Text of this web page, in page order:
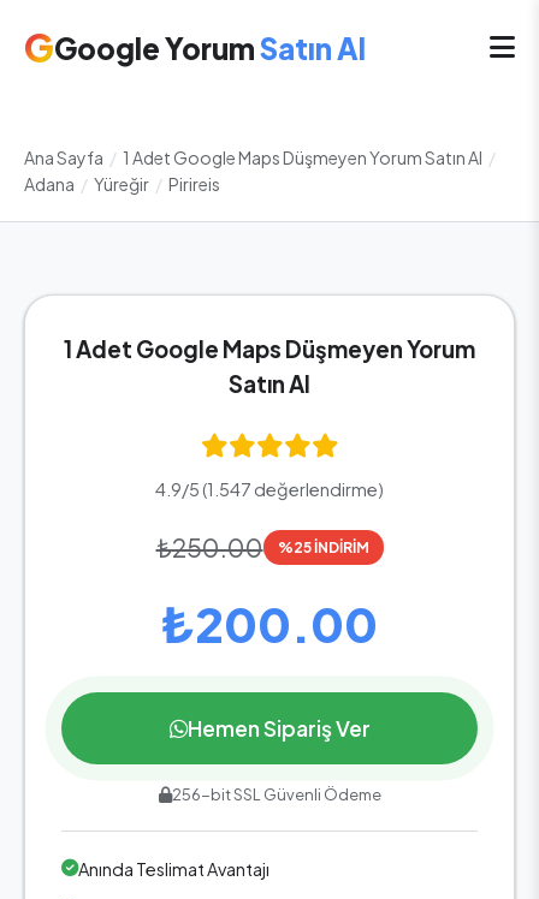
GGoogle YorumSatın Al
Ana Sayfa / 1 Adet Google Maps Düşmeyen Yorum Satın Al /
Adana / Yüreğir / Pirireis
1 Adet Google Maps Düşmeyen Yorum
Satın Al
4.9/5 (1.547 değerlendirme)
₺250.00 %25 İNDİRİM
₺200.00
Hemen Sipariş Ver
256-bit SSL Güvenli Ödeme
Anında Teslimat Avantajı